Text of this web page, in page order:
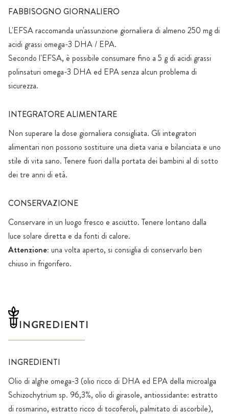
FABBISOGNO GIORNALIERO
L'EFSA raccomanda un'assunzione giornaliera di almeno 250 mg di
acidi grassi omega-3 DHA / EPA.
Secondo l'EFSA, è possibile consumare fino a 5 g di acidi grassi
polinsaturi omega-3 DHA ed EPA senza alcun problema di
sicurezza.
INTEGRATORE ALIMENTARE
Non superare la dose giornaliera consigliata. Gli integratori
alimentari non possono sostituire una dieta varia e bilanciata e uno
stile di vita sano. Tenere fuori daIla portata dei bambini al di sotto
dei tre anni di età.
CONSERVAZIONE
Conservare in un luogo fresco e asciutto. Tenere lontano dalla
luce solare diretta e da fonti di calore.
Attenzione: una volta aperto, si consiglia di conservarlo ben
chiuso in frigorifero.
INGREDIENTI
INGREDIENTI
Olio di alghe omega-3 (olio ricco di DHA ed EPA della microalga
Schizochytrium sp. 96,3%, olio di girasole, antiossidante: estratto
di rosmarino, estratto ricco di tocoferoli, palmitato di ascorbile),